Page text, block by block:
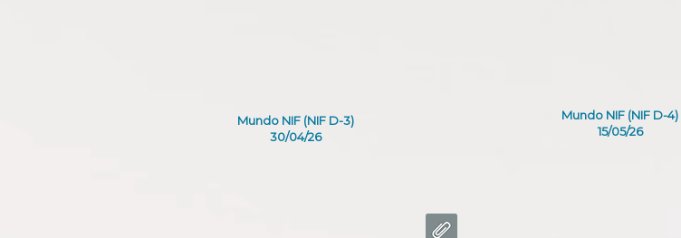
Mundo NIF (NIF D-3)
30/04/26
Mundo NIF (NIF D-4)
15/05/26